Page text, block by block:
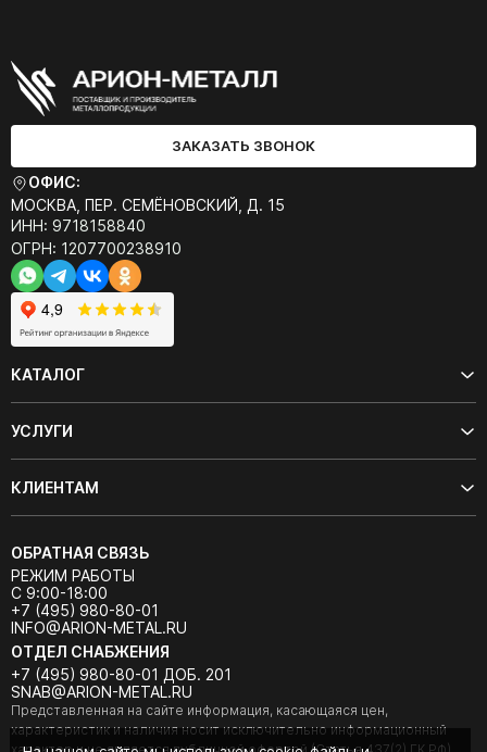
ЗАКАЗАТЬ ЗВОНОК
ОФИС:
МОСКВА, ПЕР. СЕМЁНОВСКИЙ, Д. 15
ИНН: 9718158840
ОГРН: 1207700238910
КАТАЛОГ
УСЛУГИ
КЛИЕНТАМ
ОБРАТНАЯ СВЯЗЬ
РЕЖИМ РАБОТЫ
С 9:00-18:00
+7 (495) 980-80-01
INFO@ARION-METAL.RU
ОТДЕЛ СНАБЖЕНИЯ
+7 (495) 980-80-01 ДОБ. 201
SNAB@ARION-METAL.RU
Представленная на сайте информация, касающаяся цен,
характеристик и наличия носит исключительно информационный